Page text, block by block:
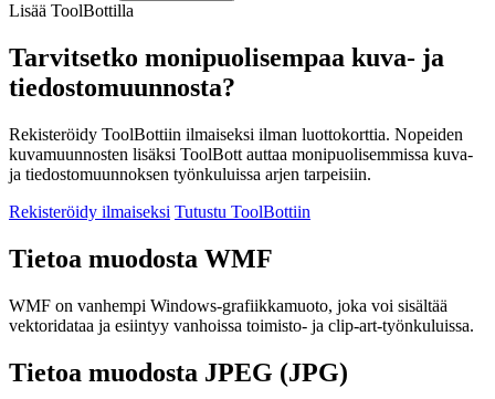
Lisää ToolBottilla
Tarvitsetko monipuolisempaa kuva- ja
tiedostomuunnosta?
Rekisteröidy ToolBottiin ilmaiseksi ilman luottokorttia. Nopeiden
kuvamuunnosten lisäksi ToolBott auttaa monipuolisemmissa kuva-
ja tiedostomuunnoksen työnkuluissa arjen tarpeisiin.
Rekisteröidy ilmaiseksi Tutustu ToolBottiin
Tietoa muodosta WMF
WMF on vanhempi Windows-grafiikkamuoto, joka voi sisältää
vektoridataa ja esiintyy vanhoissa toimisto- ja clip-art-työnkuluissa.
Tietoa muodosta JPEG (JPG)